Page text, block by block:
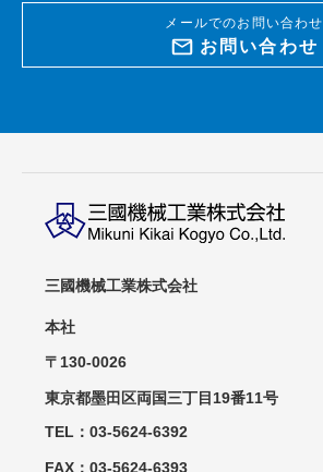
メールでのお問い合わせ
お問い合わせ
三國機械工業株式会社
本社
〒130-0026
東京都墨田区両国三丁目19番11号
TEL：03-5624-6392
FAX：03-5624-6393